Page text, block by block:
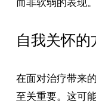
自我关怀的
在面对治疗带来
至关重要。这可